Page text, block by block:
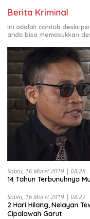
Berita Kriminal
Ini adalah contoh
anda bisa memasukkan
Sabtu, 16 Maret 2019 | 08:28
14 Tahun Terbunuhnya
Sabtu, 16 Maret 2019 | 08:22
2 Hari Hilang, Nelayan
Cipalawah Garut